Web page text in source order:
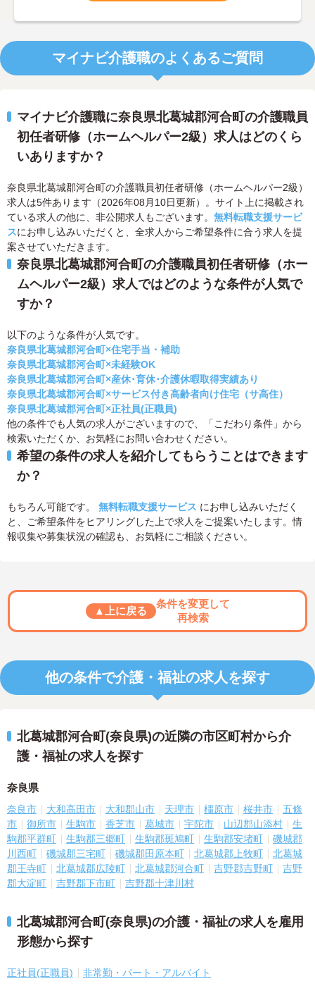
マイナビ介護職のよくあるご質問
マイナビ介護職に奈良県北葛城郡河合町の介護職員
初任者研修（ホームヘルパー2級）求人はどのくら
いありますか？
奈良県北葛城郡河合町の介護職員初任者研修（ホームヘルパー2級）
求人は5件あります（2026年08月10日更新）。サイト上に掲載され
ている求人の他に、非公開求人もございます。 無料転職支援サービ
スにお申し込みいただくと、全求人からご希望条件に合う求人を提
案させていただきます。
奈良県北葛城郡河合町の介護職員初任者研修（ホー
ムヘルパー2級）求人ではどのような条件が人気で
すか？
以下のような条件が人気です。
奈良県北葛城郡河合町×住宅手当・補助
奈良県北葛城郡河合町×未経験OK
奈良県北葛城郡河合町×産休･育休･介護休暇取得実績あり
奈良県北葛城郡河合町×サービス付き高齢者向け住宅（サ高住）
奈良県北葛城郡河合町×正社員(正職員)
他の条件でも人気の求人がございますので、「こだわり条件」から
検索いただくか、お気軽にお問い合わせください。
希望の条件の求人を紹介してもらうことはできます
か？
もちろん可能です。 無料転職支援サービス にお申し込みいただく
と、ご希望条件をヒアリングした上で求人をご提案いたします。情
報収集や募集状況の確認も、お気軽にご相談ください。
▲上に戻る
条件を変更して
再検索
他の条件で介護・福祉の求人を探す
北葛城郡河合町(奈良県)の近隣の市区町村から介
護・福祉の求人を探す
奈良県
奈良市 大和高田市 大和郡山市 天理市 橿原市 桜井市
五條
市
御所市 生駒市 香芝市 葛城市 宇陀市 山辺郡山添村
生
駒郡平群町
生駒郡三郷町 生駒郡斑鳩町 生駒郡安堵町
磯城郡
川西町
磯城郡三宅町 磯城郡田原本町 北葛城郡上牧町
北葛城
郡王寺町
北葛城郡広陵町 北葛城郡河合町 吉野郡吉野町
吉野
郡大淀町
吉野郡下市町 吉野郡十津川村
北葛城郡河合町(奈良県)の介護・福祉の求人を雇用
形態から探す
正社員(正職員) 非常勤・パート・アルバイト